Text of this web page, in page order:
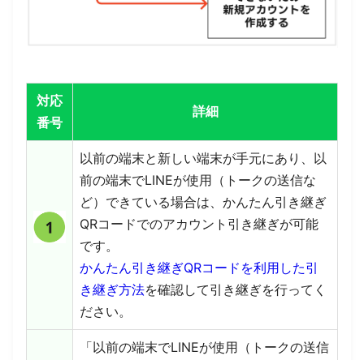
対応
番号
詳細
以前の端末と新しい端末が手元にあり、以
前の端末でLINEが使用（トークの送信な
ど）できている場合は、かんたん引き継ぎ
QRコードでのアカウント引き継ぎが可能
です。
かんたん引き継ぎQRコードを利用した引
き継ぎ方法を確認して引き継ぎを行ってく
ださい。
「以前の端末でLINEが使用 （ トークの送信